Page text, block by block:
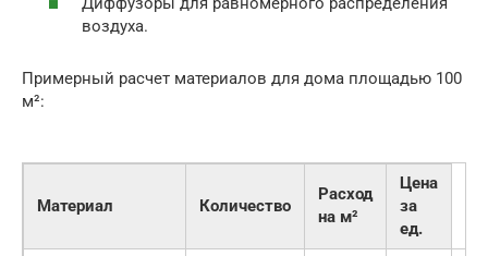
воздуха.
Примерный расчет материалов для дома площадью 100
м²:
Материал Количество
Расход
на м²
Цена
за
ед.